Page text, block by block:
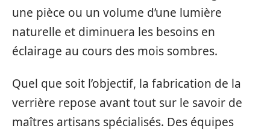
une pièce ou un volume d’une lumière
naturelle et diminuera les besoins en
éclairage au cours des mois sombres.
Quel que soit l’objectif, la fabrication de la
verrière repose avant tout sur le savoir de
maîtres artisans spécialisés. Des équipes